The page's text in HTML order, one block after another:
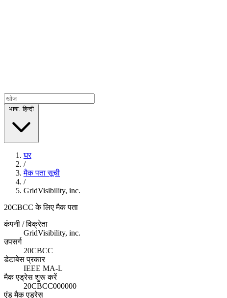
भाषा: हिन्दी
घर
/
मैक पता सूची
/
GridVisibility, inc.
20CBCC के लिए मैक पता
कंपनी / विक्रेता
GridVisibility, inc.
उपसर्ग
20CBCC
डेटाबेस प्रकार
IEEE MA-L
मैक एड्रेस शुरू करें
20CBCC000000
एंड मैक एड्रेस